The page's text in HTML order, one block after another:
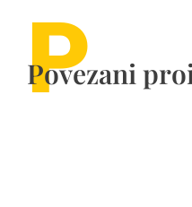
P
Povezani